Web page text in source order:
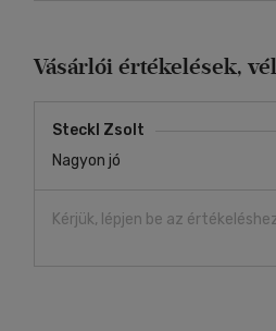
Vásárlói értékelések,
Steckl Zsolt
Nagyon jó
Kérjük, lépjen be az